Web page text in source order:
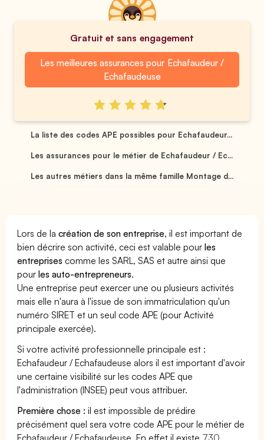
Gratuit et sans engagement
Les meilleures assurances pour Echafaudeur /
Echafaudeuse
La liste des codes APE possibles pour Echafaudeur...
Les assurances pour le métier de Echafaudeur / Ec...
Les autres métiers dans la même famille Montage d...
Lors de lacréation de son entreprise, il est important de
bien décrire son activité, ceci est valable pourles
entreprises comme les SARL, SAS et autre ainsi que
pourles auto-entrepreneurs.
Une entreprise peut exercer une ou plusieurs activités
mais elle n'aura à l'issue de son immatriculation qu'un
numéro SIRET et un seul code APE (pour Activité
principale exercée).
Si votre activité professionnelle principale est :
Echafaudeur / Echafaudeuse alors il est important d'avoir
une certaine visibilité sur les codes APE que
l'administration (INSEE) peut vous attribuer.
Première chose : il est impossible de prédire
précisément quel sera votre code APE pour le métier de
Echafaudeur / Echafaudeuse. En effet il existe 730